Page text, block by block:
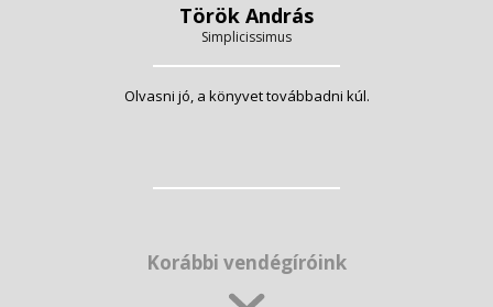
Török András
Simplicissimus
Olvasni jó, a könyvet továbbadni kúl.
Korábbi vendégíróink